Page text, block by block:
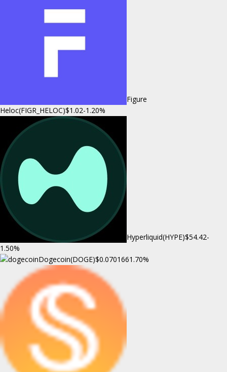
Figure
Heloc(FIGR_HELOC)$1.02-1.20%
Hyperliquid(HYPE)$54.42-
1.50%
Dogecoin(DOGE)$0.0701661.70%